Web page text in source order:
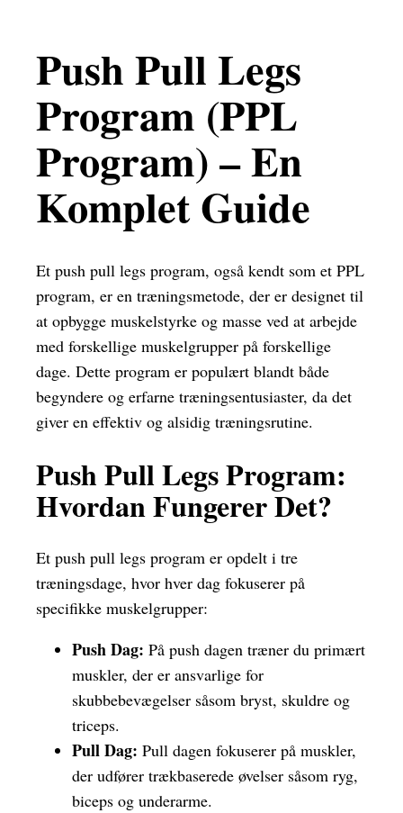
Push Pull Legs
Program (PPL
Program) – En
Komplet Guide
Et push pull legs program, også kendt som et PPL
program, er en træningsmetode, der er designet til
at opbygge muskelstyrke og masse ved at arbejde
med forskellige muskelgrupper på forskellige
dage. Dette program er populært blandt både
begyndere og erfarne træningsentusiaster, da det
giver en effektiv og alsidig træningsrutine.
Push Pull Legs Program:
Hvordan Fungerer Det?
Et push pull legs program er opdelt i tre
træningsdage, hvor hver dag fokuserer på
specifikke muskelgrupper:
Push Dag: På push dagen træner du primært
muskler, der er ansvarlige for
skubbebevægelser såsom bryst, skuldre og
triceps.
Pull Dag: Pull dagen fokuserer på muskler,
der udfører trækbaserede øvelser såsom ryg,
biceps og underarme.